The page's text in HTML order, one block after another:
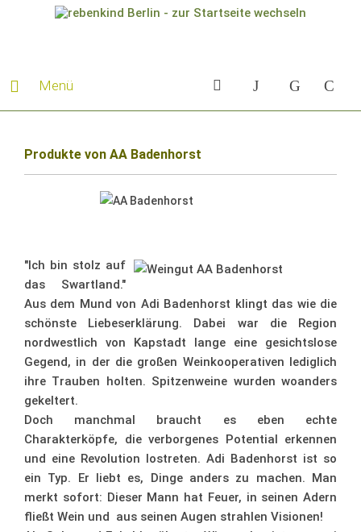
Menü
Produkte von AA Badenhorst
"Ich bin stolz auf
das Swartland."
Aus dem Mund von Adi Badenhorst klingt das wie die
schönste Liebeserklärung. Dabei war die Region
nordwestlich von Kapstadt lange eine gesichtslose
Gegend, in der die großen Weinkooperativen lediglich
ihre Trauben holten. Spitzenweine wurden woanders
gekeltert.
Doch manchmal braucht es eben echte
Charakterköpfe, die verborgenes Potential erkennen
und eine Revolution lostreten. Adi Badenhorst ist so
ein Typ. Er liebt es, Dinge anders zu machen. Man
merkt sofort: Dieser Mann hat Feuer, in seinen Adern
fließt Wein und aus seinen Augen strahlen Visionen!